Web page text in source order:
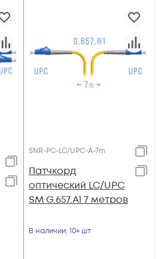
SNR-PC-LC/UPC-A-7m
Патчкорд
оптический LC/UPC
SM G.657.A1 7 метров
В наличии: 10+ шт